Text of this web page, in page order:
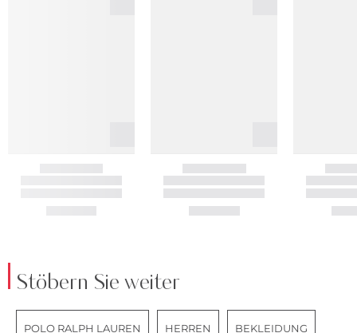
Stöbern Sie weiter
POLO RALPH LAUREN HERREN BEKLEIDUNG